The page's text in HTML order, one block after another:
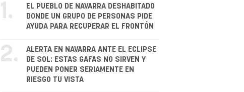
1.
EL PUEBLO DE NAVARRA DESHABITADO
DONDE UN GRUPO DE PERSONAS PIDE
AYUDA PARA RECUPERAR EL FRONTÓN
2.
ALERTA EN NAVARRA ANTE EL ECLIPSE
DE SOL: ESTAS GAFAS NO SIRVEN Y
PUEDEN PONER SERIAMENTE EN
RIESGO TU VISTA